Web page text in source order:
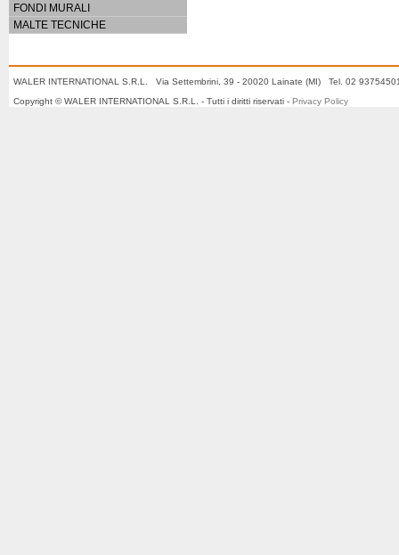
FONDI MURALI
MALTE TECNICHE
WALER INTERNATIONAL S.R.L. Via Settembrini, 39 - 20020 Lainate (MI) Tel. 02
Copyright © WALER INTERNATIONAL S.R.L. - Tutti i diritti riservati - Privacy Policy